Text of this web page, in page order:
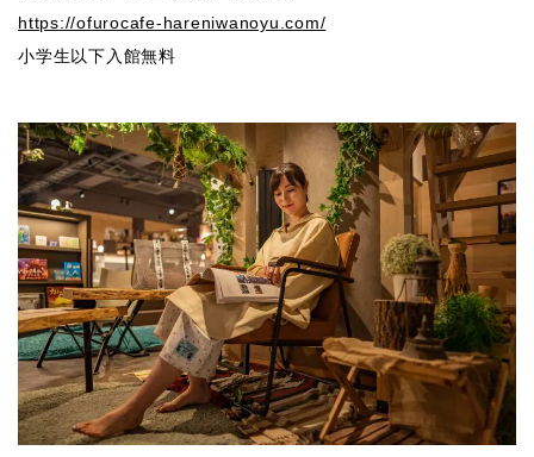
https://ofurocafe-hareniwanoyu.com/
小学生以下入館無料